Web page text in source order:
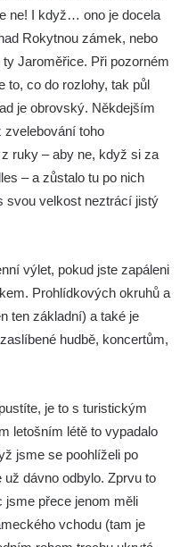
ne! I když… ono je docela
Rokytnou zámek, nebo
Jaroměřice. Při pozorném
to, co do rozlohy, tak půl
je obrovský. Někdejším
zvelebování toho
ruky – aby ne, když si za
– a zůstalo tu po nich
svou velkost neztrácí jistý
výlet, pokud jste zapáleni
Prohlídkových okruhů a
ten základní) a také je
hudbě, koncertům,
je to s turistickým
letošním létě to vypadalo
jsme se poohlíželi po
už dávno odbylo. Zprvu to
jsme přece jenom měli
vchodu (tam je